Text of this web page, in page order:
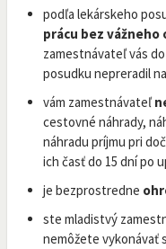
podľa lekárskeho
prácu bez
zamestnávateľ vás
posudku nepreradil
vám zamestnávateľ
cestovné náhrady,
náhradu príjmu pri
ich časť do 15 dní po
je bezprostredne
ste mladistvý
nemôžete vykonávať